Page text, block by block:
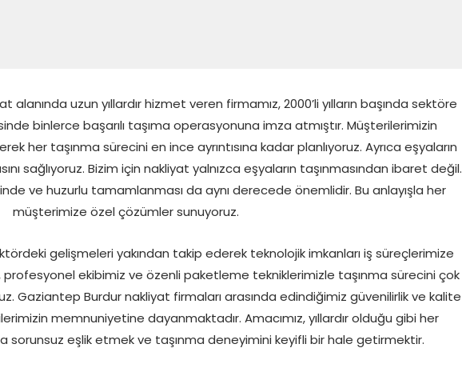
uzun yıllardır hizmet veren firmamız, 2000’li yılların başında sektöre
binlerce başarılı taşıma operasyonuna imza atmıştır. Müşterilerimizin
her taşınma sürecini en ince ayrıntısına kadar planlıyoruz. Ayrıca eşyaların
sağlıyoruz. Bizim için nakliyat yalnızca eşyaların taşınmasından ibaret değil.
ve huzurlu tamamlanması da aynı derecede önemlidir. Bu anlayışla her
müşterimize özel çözümler sunuyoruz.
gelişmeleri yakından takip ederek teknolojik imkanları iş süreçlerimize
ekibimiz ve özenli paketleme tekniklerimizle taşınma sürecini çok
Gaziantep Burdur nakliyat firmaları arasında edindiğimiz güvenilirlik ve kalite
memnuniyetine dayanmaktadır. Amacımız, yıllardır olduğu gibi her
sorunsuz eşlik etmek ve taşınma deneyimini keyifli bir hale getirmektir.